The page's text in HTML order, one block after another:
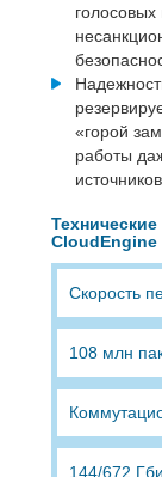
«горой
работы
CloudEngine
Скорость
108 млн
144/672